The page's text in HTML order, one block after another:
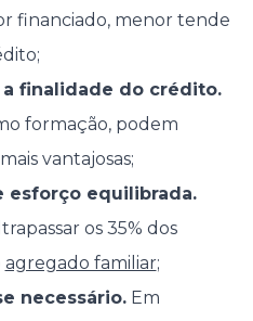
financiado, menor tende
finalidade do crédito.
formação, podem
vantajosas;
esforço equilibrada.
os 35% dos
agregado familiar;
necessário.Em